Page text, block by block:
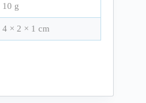
10 g
4 × 2 × 1 cm